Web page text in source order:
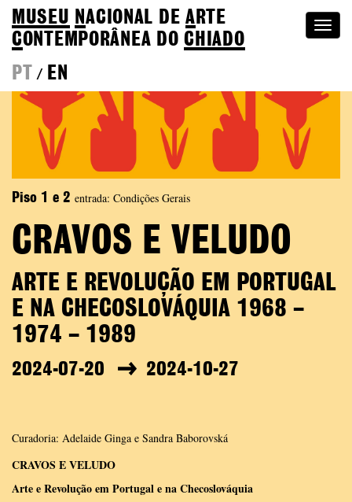
MUSEU NACIONAL DEA RTE
CONTEMPORÂNEA DOCHIADO
PT
/ EN
Piso 1 e 2 entrada: Condições Gerais
CRAVOS E VELUDO
ARTE E REVOLUÇÃO EM PORTUGAL
E NA CHECOSLOVÁQUIA 1968 –
1974 – 1989
2024-07-20 2024-10-27
Curadoria: Adelaide Ginga e Sandra Baborovská
CRAVOS E VELUDO
Arte e Revolução em Portugal e na Checoslováquia